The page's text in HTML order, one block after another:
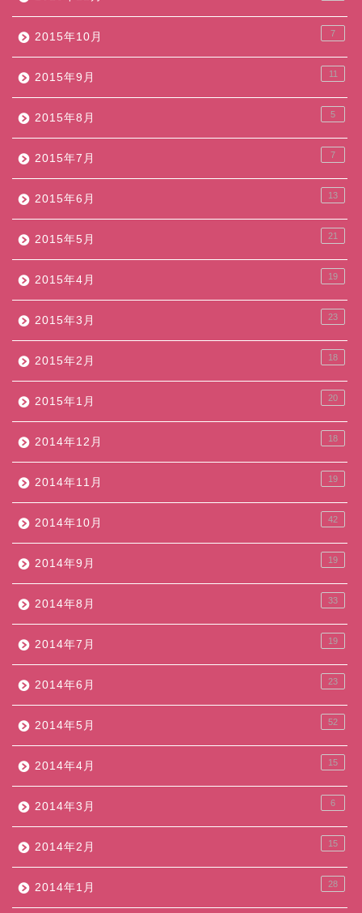
2015年10月 7
2015年9月 11
2015年8月 5
2015年7月 7
2015年6月 13
2015年5月 21
2015年4月 19
2015年3月 23
2015年2月 18
2015年1月 20
2014年12月 18
2014年11月 19
2014年10月 42
2014年9月 19
2014年8月 33
2014年7月 19
2014年6月 23
2014年5月 52
2014年4月 15
2014年3月 6
2014年2月 15
2014年1月 28